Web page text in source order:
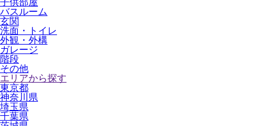
子供部屋
バスルーム
玄関
洗面・トイレ
外観・外構
ガレージ
階段
その他
エリアから探す
東京都
神奈川県
埼玉県
千葉県